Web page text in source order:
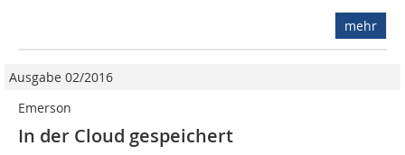
mehr
Ausgabe 02/2016
Emerson
In der Cloud gespeichert